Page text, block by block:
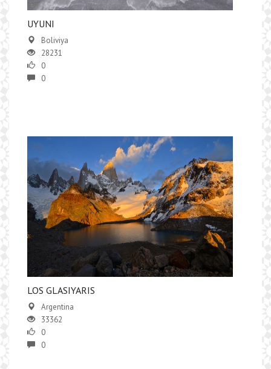
UYUNI
Boliviya
28231
0
0
LOS GLASIYARIS
Argentina
33362
0
0